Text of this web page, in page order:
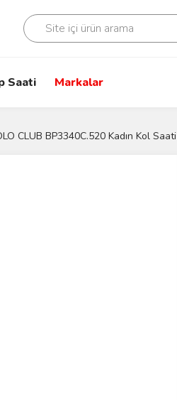
Saati Markalar
CLUB BP3340C.520 Kadın Kol Saati